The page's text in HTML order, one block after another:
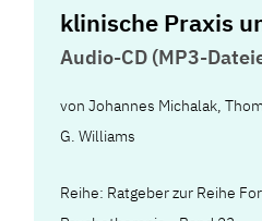
klinische Praxis
Audio-CD (MP3-
vonJohannes Michalak,
G. Williams
Reihe: Ratgeber zur Reihe